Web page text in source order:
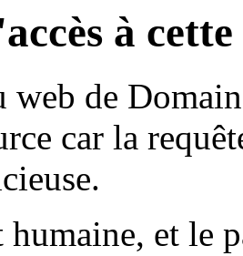
à
web de
car la
humaine, et le